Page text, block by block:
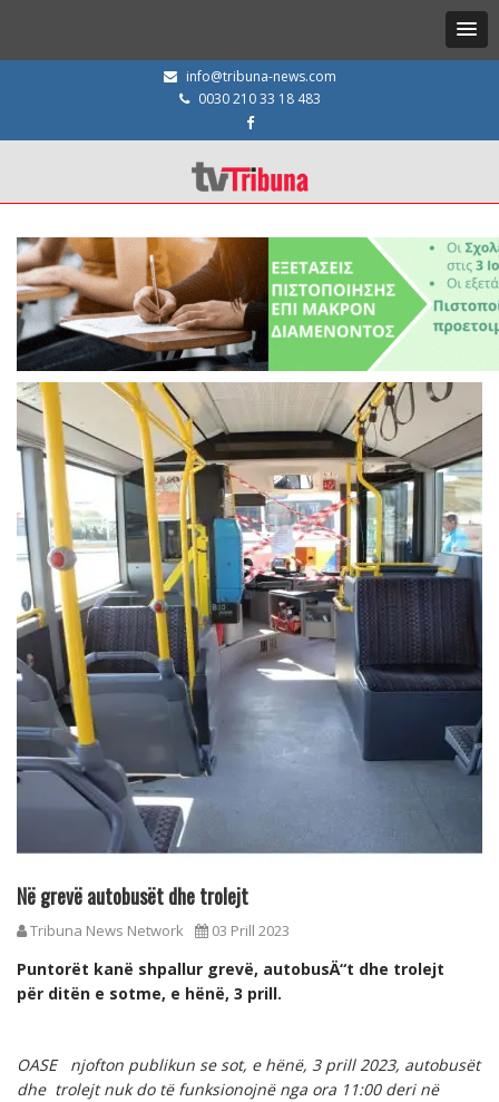
info@tribuna-news.com
0030 210 33 18 483
Në grevë autobusët dhe trolejt
Tribuna News Network 03 Prill 2023
Puntorët kanë shpallur grevë, autobusÄ“t dhe trolejt
për ditën e sotme, e hënë, 3 prill.
OASE njofton publikun se sot, e hënë, 3 prill 2023, autobusët
dhe trolejt nuk do të funksionojnë nga ora 11:00 deri në